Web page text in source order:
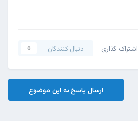
اشتراک گذاری دنبال کنندگان 0
ارسال پاسخ به این موضوع